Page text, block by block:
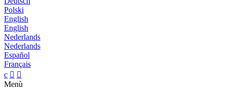
Polski
English
English
Nederlands
Nederlands
Español
Français
c  
Menù